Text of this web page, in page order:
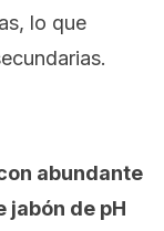
lo que
abundante
jabón de pH